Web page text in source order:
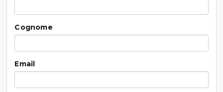
Cognome
Email